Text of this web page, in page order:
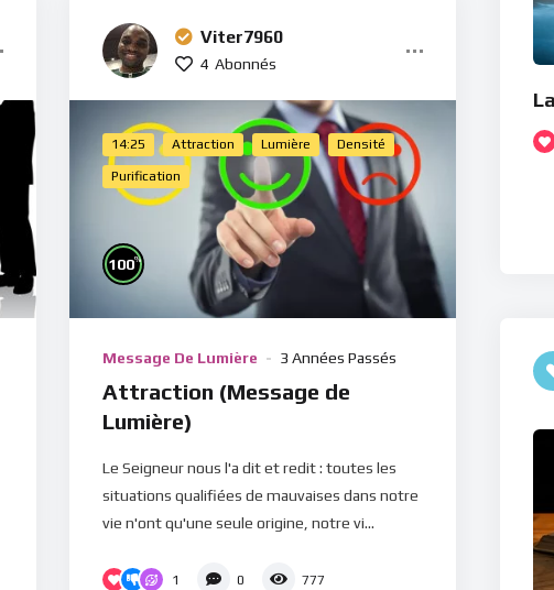
Viter7960
4 Abonnés
14:25 Attraction Lumière Densité
Purification
100%
Message De Lumière 3 Années Passés
Attraction (Message de
Lumière)
Le Seigneur nous l'a dit et redit : toutes les
situations qualifiées de mauvaises dans notre
vie n'ont qu'une seule origine, notre vi...
1 0 777